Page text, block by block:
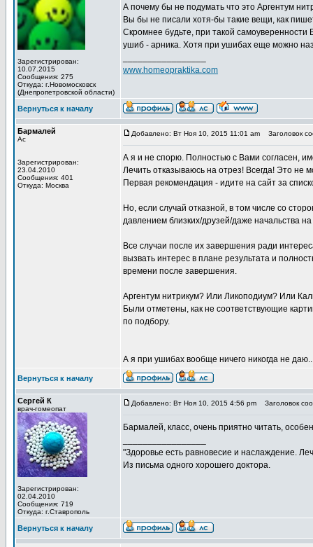
Зарегистрирован:
10.07.2015
Сообщения: 275
Откуда: г.Новомосковск
(Днепропетровской области)
А почему бы не подумать что это Аргентум
Вы бы не писали хотя-бы такие вещи, как
Скромнее будьте, при такой
ушиб - арника. Хотя при ушибах еще можно
www.homeopraktika.com
Вернуться к началу
Бармалей
Ас
Зарегистрирован:
23.04.2010
Сообщения: 401
Откуда: Москва
Добавлено: Вт Ноя 10, 2015 11:01 am Заголовок
А я и не спорю. Полностью с Вами согласен,
Лечить отказываюсь на отрез! Всегда! Это не
Первая рекомендация - идите на сайт за
Но, если случай отказной, в том числе со
давлением близких/друзей/даже начальства
Все случаи после их завершения ради
вызвать интерес в плане результата и
времени после завершения.
Аргентум нитрикум? Или Ликоподиум? Или
Были отметены, как не соответствующие
по подбору.
А я при ушибах вообще ничего никогда не
Вернуться к началу
Сергей К
врач-гомеопат
Зарегистрирован:
02.04.2010
Сообщения: 719
Откуда: г.Ставрополь
Добавлено: Вт Ноя 10, 2015 4:56 pm Заголовок
Бармалей, класс, очень приятно читать,
"Здоровье есть равновесие и наслаждение.
Из письма одного хорошего доктора.
Вернуться к началу